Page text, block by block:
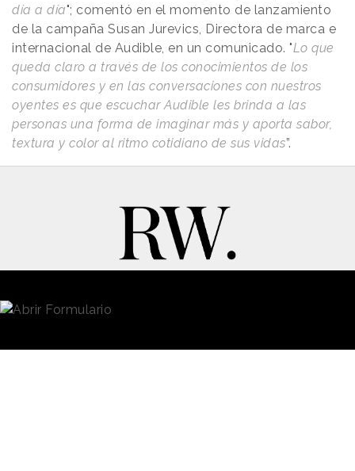
día a día"; comentó en el momento de lanzamiento
de la campaña Susan Jurevics, Directora de marca e
internacional de Audible, en un comunicado. "Lo que
queda claro a través de los conocimientos de los
consumidores y en las conversaciones con nuestros
oyentes es que escuchar Audible les brinda a las
personas una forma de imaginar más y aporta sabor,
textura y color al ritmo cotidiano de sus vidas”.
Contacto